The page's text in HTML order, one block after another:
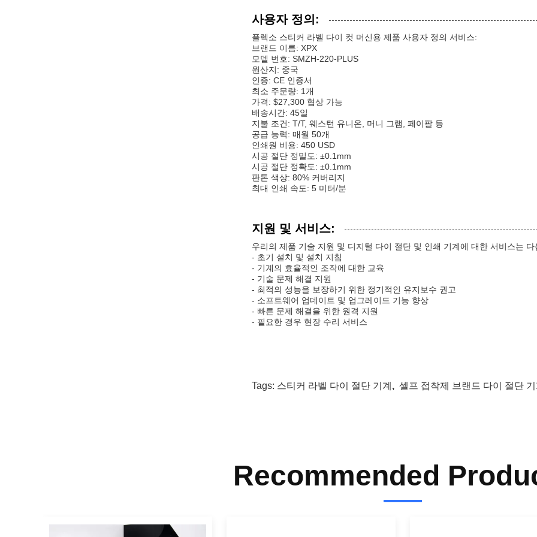
사용자 정의:
플렉소 스티커 라벨 다이 컷 머신용 제품 사용자 정의 서비스:
브랜드 이름: XPX
모델 번호: SMZH-220-PLUS
원산지: 중국
인증: CE 인증서
최소 주문량: 1개
가격: $27,300 협상 가능
배송시간: 45일
지불 조건: T/T, 웨스턴 유니온, 머니 그램, 페이팔 등
공급 능력: 매월 50개
인쇄원 비용: 450 USD
시공 절단 정밀도: ±0.1mm
시공 절단 정확도: ±0.1mm
판톤 색상: 80% 커버리지
최대 인쇄 속도: 5 미터/분
지원 및 서비스:
우리의 제품 기술 지원 및 디지털 다이 절단 및 인쇄 기계에 대한 서비스는
- 초기 설치 및 설치 지침
- 기계의 효율적인 조작에 대한 교육
- 기술 문제 해결 지원
- 최적의 성능을 보장하기 위한 정기적인 유지보수 권고
- 소프트웨어 업데이트 및 업그레이드 기능 향상
- 빠른 문제 해결을 위한 원격 지원
- 필요한 경우 현장 수리 서비스
Tags: 스티커 라벨 다이 절단 기계 , 셀프 접착제 브랜드 다이 절단 기
Recommended